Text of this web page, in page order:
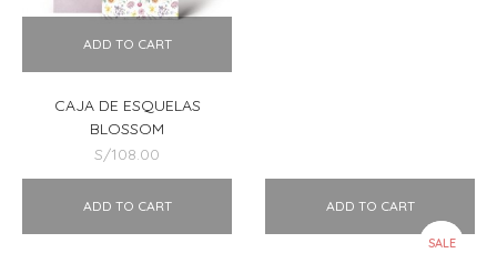
ADD TO CART
CAJA DE ESQUELAS
BLOSSOM
S/108.00
ADD TO CART
SALE
ADD TO CART